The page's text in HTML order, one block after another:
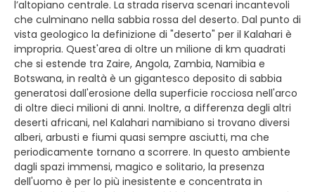
l’altopiano centrale. La strada riserva scenari incantevoli
che culminano nella sabbia rossa del deserto. Dal punto di
vista geologico la definizione di "deserto" per il Kalahari è
impropria. Quest'area di oltre un milione di km quadrati
che si estende tra Zaire, Angola, Zambia, Namibia e
Botswana, in realtà è un gigantesco deposito di sabbia
generatosi dall'erosione della superficie rocciosa nell'arco
di oltre dieci milioni di anni. Inoltre, a differenza degli altri
deserti africani, nel Kalahari namibiano si trovano diversi
alberi, arbusti e fiumi quasi sempre asciutti, ma che
periodicamente tornano a scorrere. In questo ambiente
dagli spazi immensi, magico e solitario, la presenza
dell'uomo è per lo più inesistente e concentrata in